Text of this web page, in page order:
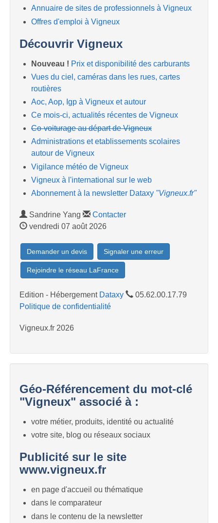
Annuaire de sites de professionnels à Vigneux
Offres d'emploi à Vigneux
Découvrir Vigneux
Nouveau ! Prix et disponibilité des carburants
Vues du ciel, caméras dans les rues, cartes
routières
Aoc, Aop, Igp à Vigneux et autour
Ce mois-ci, actualités récentes de Vigneux
Co-voiturage au départ de Vigneux
Administrations et etablissements scolaires
autour de Vigneux
Vigilance météo de Vigneux
Vigneux à l'international sur le web
Abonnement à la newsletter Dataxy "Vigneux.fr"
Sandrine Yang
Contacter
vendredi 07 août 2026
Demander un devis Signaler une erreur
Rejoindre le réseau LaFrance
Edition - Hébergement Dataxy
05.62.00.17.79
Politique de confidentialité
Vigneux.fr 2026
Géo-Référencement du mot-clé
"Vigneux" associé à :
votre métier, produits, identité ou actualité
votre site, blog ou réseaux sociaux
Publicité sur le site
www.vigneux.fr
en page d'accueil ou thématique
dans le comparateur
dans le contenu de la newsletter